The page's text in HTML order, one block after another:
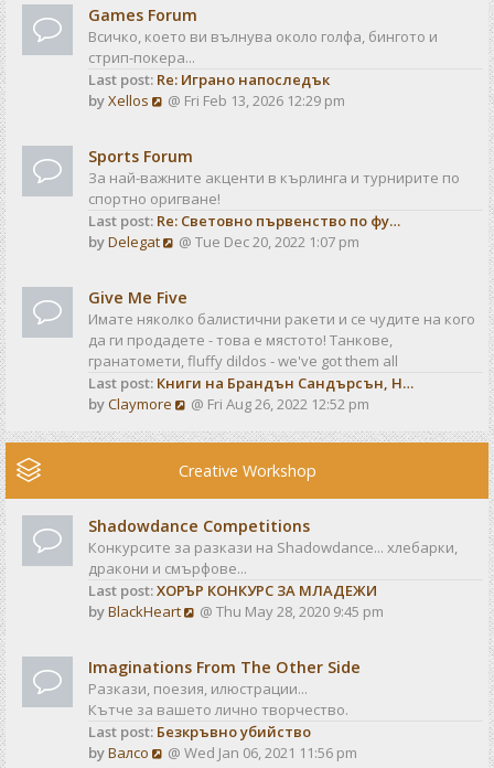
s
t
e
s
t
p
o
t
w
t
h
e
l
e
s
t
p
o
t
Games Forum
Всичко, което ви вълнува около голфа, бингото и
стрип-покера...
Last post: Re: Играно напоследък
byXellos
V
w
t
h
e
l
t
e
s
t
p
o
s
t
@ Fri Feb 13, 2026 12:29 pm
Sports Forum
За най-важните акценти в кърлинга и турнирите по
спортно оригване!
Last post: Re: Световно първенство по фу…
byDelegat
V
w
t
h
e
l
a
t
s
o
s
t
@ Tue Dec 20, 2022 1:07 pm
Give Me Five
Имате няколко балистични ракети и се чудите на кого
да ги продадете - това е мястото! Танкове,
гранатомети, fluffy dildos - we've got them all
Last post: Книги на Брандън Сандърсън, Н…
byClaymore
V
e
w
e
l
a
t
e
p
o
s
t
@ Fri Aug 26, 2022 12:52 pm
Creative Workshop
Shadowdance Competitions
Конкурсите за разкази на Shadowdance... хлебарки,
дракони и смърфове...
Last post:ХОРЪР КОНКУРС ЗА МЛАДЕЖИ
byBlackHeart
V
w
t
h
e
l
@ Thu May 28, 2020 9:45 pm
Imaginations From The Other Side
Разкази, поезия, илюстрации...
Кътче за вашето лично творчество.
Last post: Безкръвно убийство
byВалсо
V@ Wed Jan 06, 2021 11:56 pm